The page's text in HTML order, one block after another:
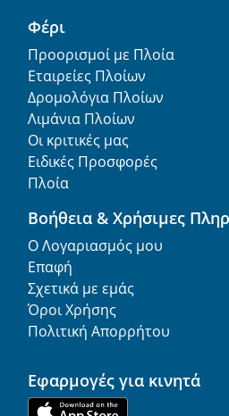
Φέρι
Προορισμοί με Πλοία
Εταιρείες Πλοίων
Δρομολόγια Πλοίων
Λιμάνια Πλοίων
Οι κριτικές μας
Ειδικές Προσφορές
Πλοία
Βοήθεια & Χρήσιμες
Ο Λογαριασμός μου
Επαφή
Σχετικά με εμάς
Όροι Χρήσης
Πολιτική Απορρήτου
Εφαρμογές για κινητά